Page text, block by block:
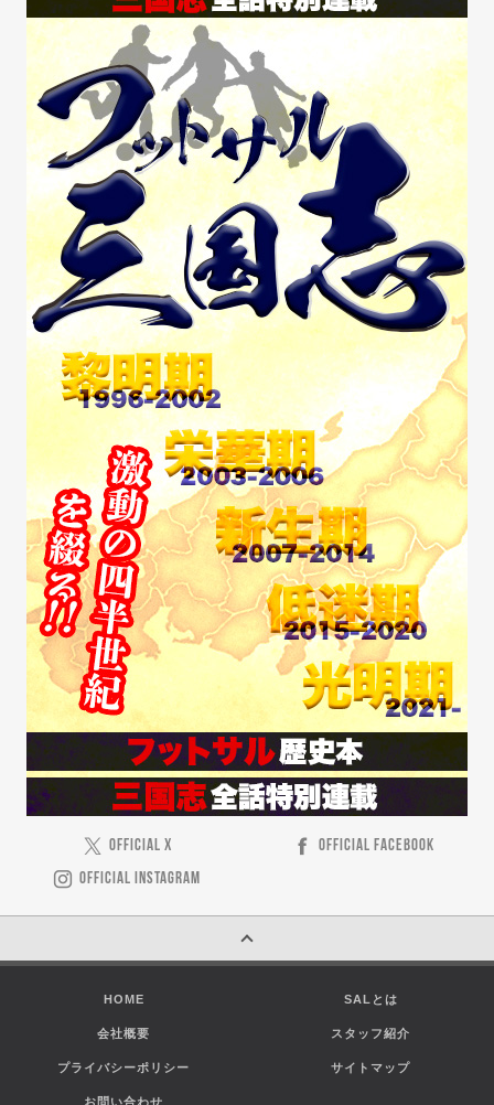
OFFICIAL X
OFFICIAL FACEBOOK
OFFICIAL INSTAGRAM
HOME SALとは
会社概要 スタッフ紹介
プライバシーポリシー サイトマップ
お問い合わせ